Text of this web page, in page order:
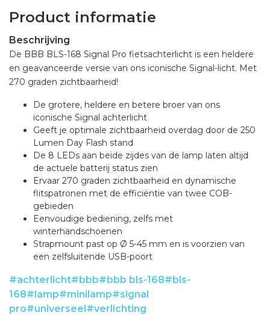
Product informatie
Beschrijving
De BBB BLS-168 Signal Pro fietsachterlicht is een heldere
en geavanceerde versie van ons iconische Signal-licht. Met
270 graden zichtbaarheid!
De grotere, heldere en betere broer van ons
iconische Signal achterlicht
Geeft je optimale zichtbaarheid overdag door de 250
Lumen Day Flash stand
De 8 LEDs aan beide zijdes van de lamp laten altijd
de actuele batterij status zien
Ervaar 270 graden zichtbaarheid en dynamische
flitspatronen met de efficiëntie van twee COB-
gebieden
Eenvoudige bediening, zelfs met
winterhandschoenen
Strapmount past op Ø 5-45 mm en is voorzien van
een zelfsluitende USB-poort
#achterlicht#bbb#bbb bls-168#bls-
168#lamp#minilamp#signal
pro#universeel#verlichting